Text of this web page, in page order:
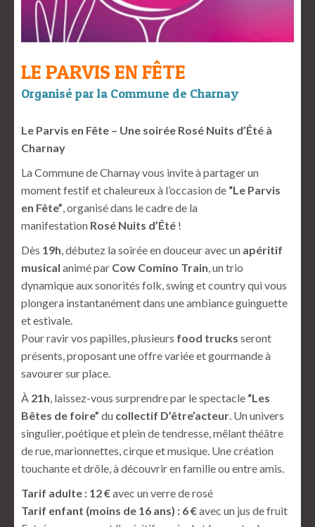
LE PARVIS EN FÊTE
Organisé par la Commune de Charnay
Le Parvis en Fête – Une soirée Rosé Nuits d’Été à
Charnay
La Commune de Charnay vous invite à partager un
moment festif et chaleureux à l’occasion de “Le Parvis
en Fête”, organisé dans le cadre de la
manifestation Rosé Nuits d’Été !
Dès 19h, débutez la soirée en douceur avec un apéritif
musical animé par Cow Comino Train, un trio
dynamique aux sonorités folk, swing et country qui vous
plongera instantanément dans une ambiance guinguette
et estivale.
Pour ravir vos papilles, plusieurs food trucks seront
présents, proposant une offre variée et gourmande à
savourer sur place.
À 21h, laissez-vous surprendre par le spectacle “Les
Bêtes de foire” du collectif D’être’acteur. Un univers
singulier, poétique et plein de tendresse, mêlant théâtre
de rue, marionnettes, cirque et musique. Une création
touchante et drôle, à découvrir en famille ou entre amis.
Tarif adulte : 12 €avec un verre de rosé
Tarif enfant (moins de 16 ans) : 6 €avec un jus de fruit